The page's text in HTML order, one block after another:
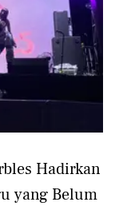
Hadirkan
yang Belum